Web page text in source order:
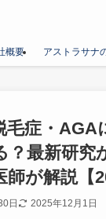
概要 アストラサナ
毛症・AGA
？最新研究
師が解説【
日 2025年12月1日